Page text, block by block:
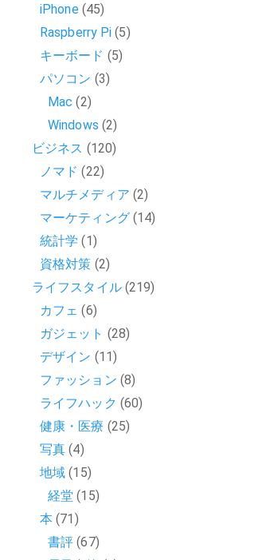
iPhone(45)
Raspberry Pi (5)
キーボード (5)
パソコン (3)
Mac (2)
Windows (2)
ビジネス (120)
ノマド (22)
マルチメディア (2)
マーケティング(14)
統計学 (1)
資格対策 (2)
ライフスタイル(219)
カフェ (6)
ガジェット (28)
デザイン (11)
ファッション (8)
ライフハック (60)
健康・医療 (25)
写真 (4)
地域 (15)
経堂 (15)
本 (71)
書評 (67)